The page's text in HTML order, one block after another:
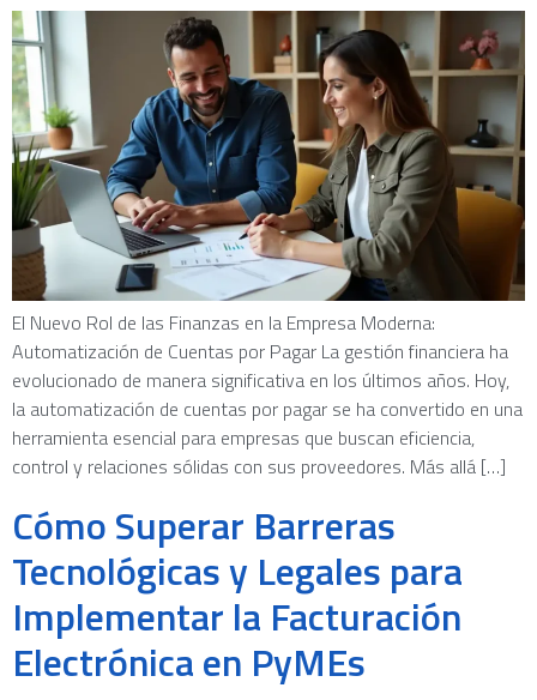
El Nuevo Rol de las Finanzas en la Empresa Moderna:
Automatización de Cuentas por Pagar La gestión financiera ha
evolucionado de manera significativa en los últimos años. Hoy,
la automatización de cuentas por pagar se ha convertido en una
herramienta esencial para empresas que buscan eficiencia,
control y relaciones sólidas con sus proveedores. Más allá […]
Cómo Superar Barreras
Tecnológicas y Legales para
Implementar la Facturación
Electrónica en PyMEs